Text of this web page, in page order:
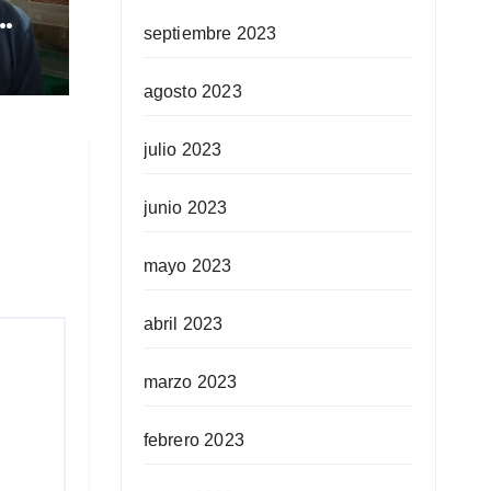
septiembre 2023
agosto 2023
julio 2023
junio 2023
mayo 2023
abril 2023
marzo 2023
febrero 2023